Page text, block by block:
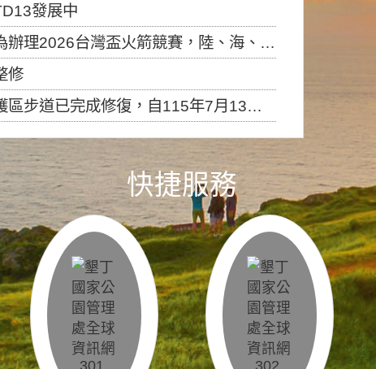
發展中
盃火箭競賽，陸、海、空域警戒及協調相關事宜，因颱風備案事宜
修
，自115年7月13日（星期一）起恢復開放入園，歡迎民眾依規定申請入園....
快捷服務